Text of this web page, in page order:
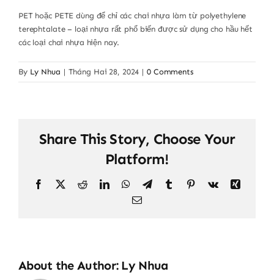
PET hoặc PETE dùng để chỉ các chai nhựa làm từ polyethylene
terephtalate – loại nhựa rất phổ biến được sử dụng cho hầu hết
các loại chai nhựa hiện nay.
By Ly Nhua | Tháng Hai 28, 2024 | 0 Comments
Share This Story, Choose Your
Platform!
Facebook
X RedditLinkedInWhatsApp
TelegramTumblr Pinterest
Vk
Xing
Email
About the Author: Ly Nhua